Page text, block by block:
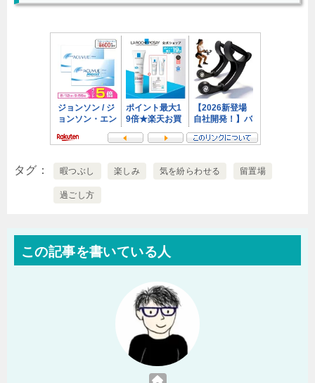
は、「留置場」とは何かについて、徹底的に解説
所との違い、よくある疑問などを網羅的に解説す
ることで、あなたの不安を解消していきます。
タグ 暇つぶし 楽しみ 気を紛らわせる 留置場
過ごし方
この記事を書いている人